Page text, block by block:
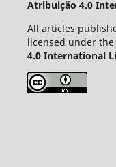
Atribuição 4.0
All articles
licensed under the
4.0 International